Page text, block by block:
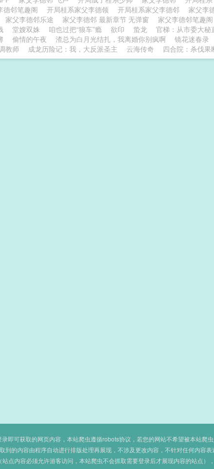
德邻笔趣阁
开局桂系家父李德领 开局桂系家父李德邻 家父李
家父李德邻乐途 家父李德邻 最新章节 无弹窗 家父李德邻笔趣阁
堂嫂双姝 咱也过把“狼车”瘾 欲印 蛰龙 官梯：从市委大秘
偷情的午夜 渣总为白月光结扎，我离婚你别疯啊 镜花迷春录
教师 成龙历险记：我，大反派圣主 云海传奇 四合院：杀伐果
即可获取的网页内容，本站爬虫遵循robots协议，若您的网站不希望被本站爬
到的内容由程序自动进行排版处理再展现，不涉及更改内容，不针对任何内容表
点内容必须允许游客访问，本站爬虫不会抓取需要登录后才展现内容的站点）